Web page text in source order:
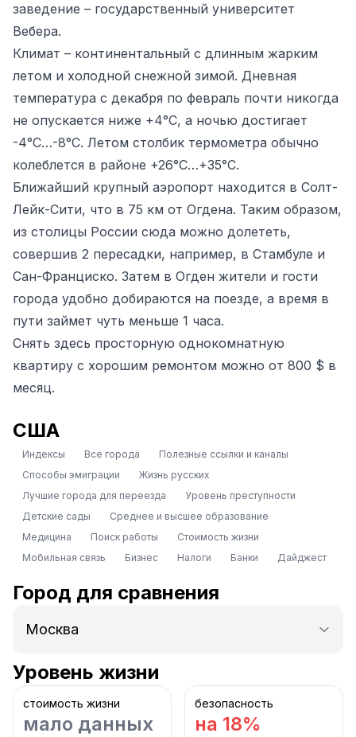
заведение – государственный университет
Вебера.
Климат – континентальный с длинным жарким
летом и холодной снежной зимой. Дневная
температура с декабря по февраль почти никогда
не опускается ниже +4°C, а ночью достигает
-4°C…-8°C. Летом столбик термометра обычно
колеблется в районе +26°C…+35°C.
Ближайший крупный аэропорт находится в Солт-
Лейк-Сити, что в 75 км от Огдена. Таким образом,
из столицы России сюда можно долететь,
совершив 2 пересадки, например, в Стамбуле и
Сан-Франциско. Затем в Огден жители и гости
города удобно добираются на поезде, а время в
пути займет чуть меньше 1 часа.
Снять здесь просторную однокомнатную
квартиру с хорошим ремонтом можно от 800 $ в
месяц.
США
Индексы Все города
Полезные ссылки и каналы
Способы эмиграции
Жизнь русских
Лучшие города для переезда
Уровень преступности
Детские сады
Среднее и высшее образование
Медицина
Поиск работы
Стоимость жизни
Мобильная связь
Бизнес Налоги Банки Дайджест
Город для сравнения
Уровень жизни
стоимость жизни
мало данных
безопасность
на 18%